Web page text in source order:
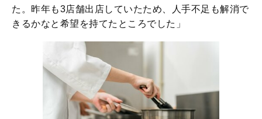
た。昨年も3店舗出店していたため、人手不足も解消で
きるかなと希望を持てたところでした」